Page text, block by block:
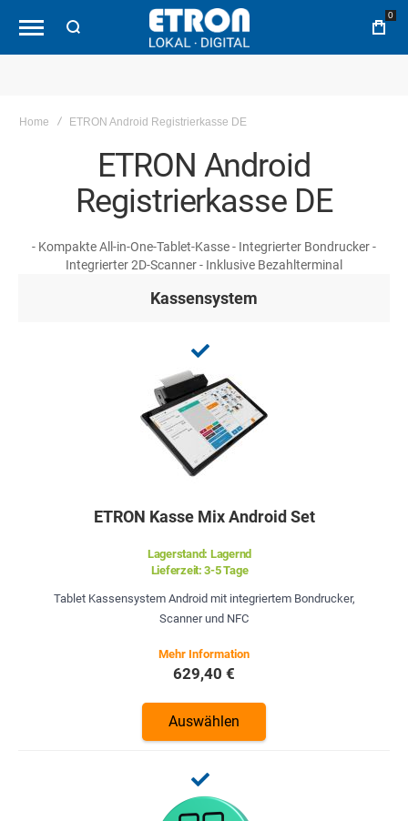
0
Home ETRON Android Registrierkasse DE
ETRON Android
Registrierkasse DE
- Kompakte All-in-One-Tablet-Kasse - Integrierter Bondrucker -
Integrierter 2D-Scanner - Inklusive Bezahlterminal
Kassensystem
ETRON Kasse Mix Android Set
Lagerstand: Lagernd
Lieferzeit: 3-5 Tage
Tablet Kassensystem Android mit integriertem Bondrucker,
Scanner und NFC
629,40 €
Auswählen